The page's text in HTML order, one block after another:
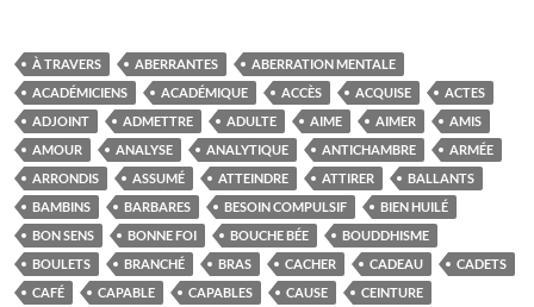
À TRAVERS ABERRANTES
ABERRATION MENTALE
ACADÉMICIENS
ACADÉMIQUE ACCÈS ACQUISE
ACTES
ADJOINT
ADMETTRE ADULTE AIME AIMER
AMIS
AMOUR
ANALYSE ANALYTIQUE ANTICHAMBRE
ARMÉE
ARRONDIS
ASSUMÉ ATTEINDRE ATTIRER
BALLANTS
BAMBINS
BARBARES BESOIN COMPULSIF
BIEN HUILÉ
BON SENS
BONNE FOI BOUCHE BÉE
BOUDDHISME
BOULETS
BRANCHÉ BRAS CACHER CADEAU
CADETS
CAFÉ
CAPABLE CAPABLES CAUSE
CEINTURE